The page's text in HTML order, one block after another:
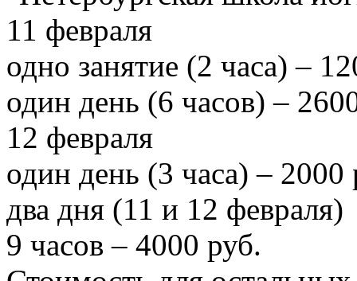
11 февраля
одно занятие (2 часа) –
один день (6 часов) –
12 февраля
один день (3 часа) – 2000
два дня (11 и 12 февраля)
9 часов – 4000 руб.